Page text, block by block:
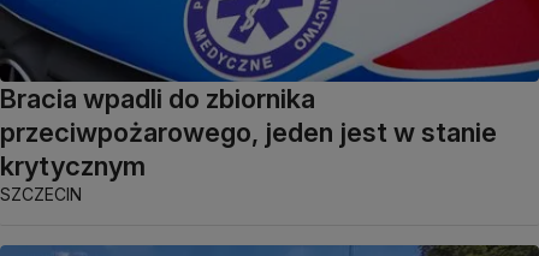
Bracia wpadli do zbiornika
przeciwpożarowego, jeden jest w stanie
krytycznym
SZCZECIN